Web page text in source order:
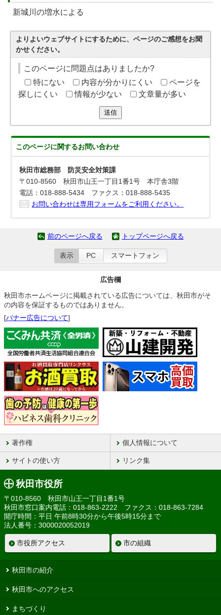
新城川の増水による
よりよいウェブサイトにするために、ページのご感想をお聞
かせください。
このページに問題点はありましたか?
特にない
内容が分かりにくい
ページを
探しにくい
情報が少ない 文章量が多い
送信
このページに関するお問い合わせ
秋田市総務部 防災安全対策課
〒010-8560 秋田市山王一丁目1番1号 本庁舎3階
電話：018-888-5434 ファクス：018-888-5435
お問い合わせは専用フォームをご利用ください。
前のページへ戻る トップページへ戻る
表示 PC スマートフォン
広告欄
秋田市ホームページに掲載されている広告については、秋田市がそ
の内容を保証するものではありません。
[バナー広告について]
著作権 個人情報について
サイトの使い方 リンク集
秋田市役所
〒010-8560 秋田市山王一丁目1番1号
秋田市窓口案内電話：018-863-2222 ファクス：018-863-7284
開庁時間：平日 午前8時30分から午後5時15分まで
法人番号：3000020052019
市役所アクセス 市の組織
秋田市の紹介
秋田市へのアクセス
まちづくり